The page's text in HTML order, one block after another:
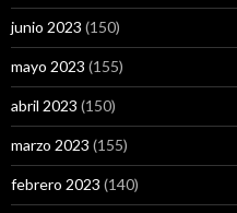
junio 2023 (150)
mayo 2023 (155)
abril 2023 (150)
marzo 2023 (155)
febrero 2023 (140)